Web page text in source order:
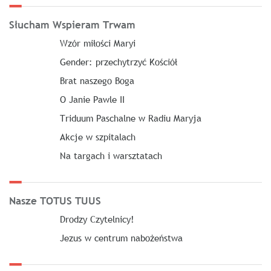
Słucham Wspieram Trwam
Wzór miłości Maryi
Gender: przechytrzyć Kościół
Brat naszego Boga
O Janie Pawle II
Triduum Paschalne w Radiu Maryja
Akcje w szpitalach
Na targach i warsztatach
Nasze TOTUS TUUS
Drodzy Czytelnicy!
Jezus w centrum nabożeństwa